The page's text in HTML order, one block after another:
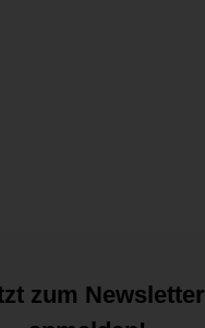
zum Newsletter